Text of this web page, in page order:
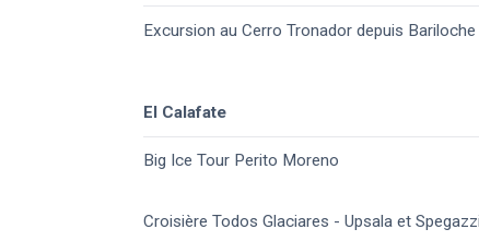
Excursion au Cerro Tronador depuis Bariloche
El Calafate
Big Ice Tour Perito Moreno
Croisière Todos Glaciares - Upsala et